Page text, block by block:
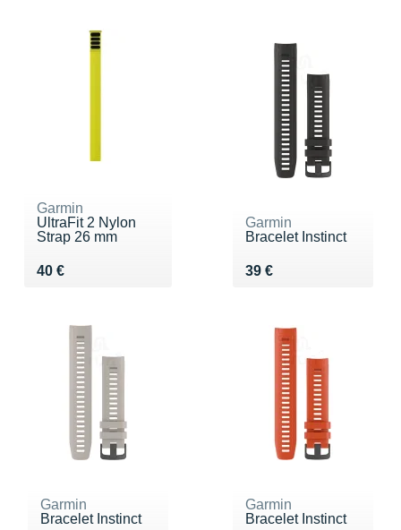
Garmin
UltraFit 2 Nylon
Strap 26 mm
40 €
Vendu 40 €
Garmin
Bracelet Instinct
39 €
Vendu 39 €
Garmin
Bracelet Instinct
Garmin
Bracelet Instinct